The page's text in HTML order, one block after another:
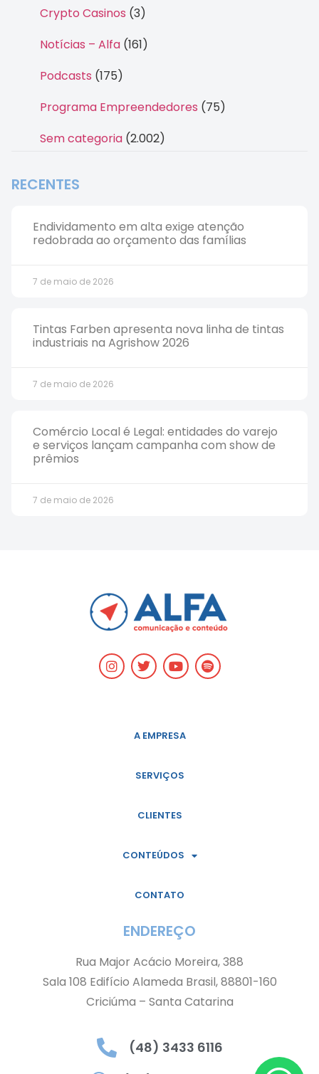
Crypto Casinos (3)
Notícias – Alfa (161)
Podcasts (175)
Programa Empreendedores (75)
Sem categoria (2.002)
RECENTES
Endividamento em alta exige atenção
redobrada ao orçamento das famílias
7 de maio de 2026
Tintas Farben apresenta nova linha de tintas
industriais na Agrishow 2026
7 de maio de 2026
Comércio Local é Legal: entidades do varejo
e serviços lançam campanha com show de
prêmios
7 de maio de 2026
A EMPRESA
SERVIÇOS
CLIENTES
CONTEÚDOS
CONTATO
ENDEREÇO
Rua Major Acácio Moreira, 388
Sala 108 Edifício Alameda Brasil, 88801-160
Criciúma – Santa Catarina
(48) 3433 6116